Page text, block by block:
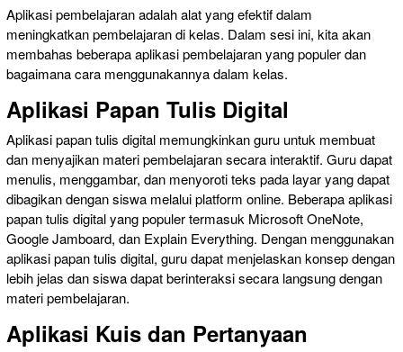
Aplikasi pembelajaran adalah alat yang efektif dalam
meningkatkan pembelajaran di kelas. Dalam sesi ini, kita akan
membahas beberapa aplikasi pembelajaran yang populer dan
bagaimana cara menggunakannya dalam kelas.
Aplikasi Papan Tulis Digital
Aplikasi papan tulis digital memungkinkan guru untuk membuat
dan menyajikan materi pembelajaran secara interaktif. Guru dapat
menulis, menggambar, dan menyoroti teks pada layar yang dapat
dibagikan dengan siswa melalui platform online. Beberapa aplikasi
papan tulis digital yang populer termasuk Microsoft OneNote,
Google Jamboard, dan Explain Everything. Dengan menggunakan
aplikasi papan tulis digital, guru dapat menjelaskan konsep dengan
lebih jelas dan siswa dapat berinteraksi secara langsung dengan
materi pembelajaran.
Aplikasi Kuis dan Pertanyaan